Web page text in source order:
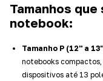
Tamanhos que
notebook:
Tamanho P (12'' a
notebooks
dispositivos até 13